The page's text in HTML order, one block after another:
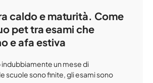
caldo e maturità. Come
pet tra esami che
e afa estiva
un mese di
scuole sono finite, gli esami sono